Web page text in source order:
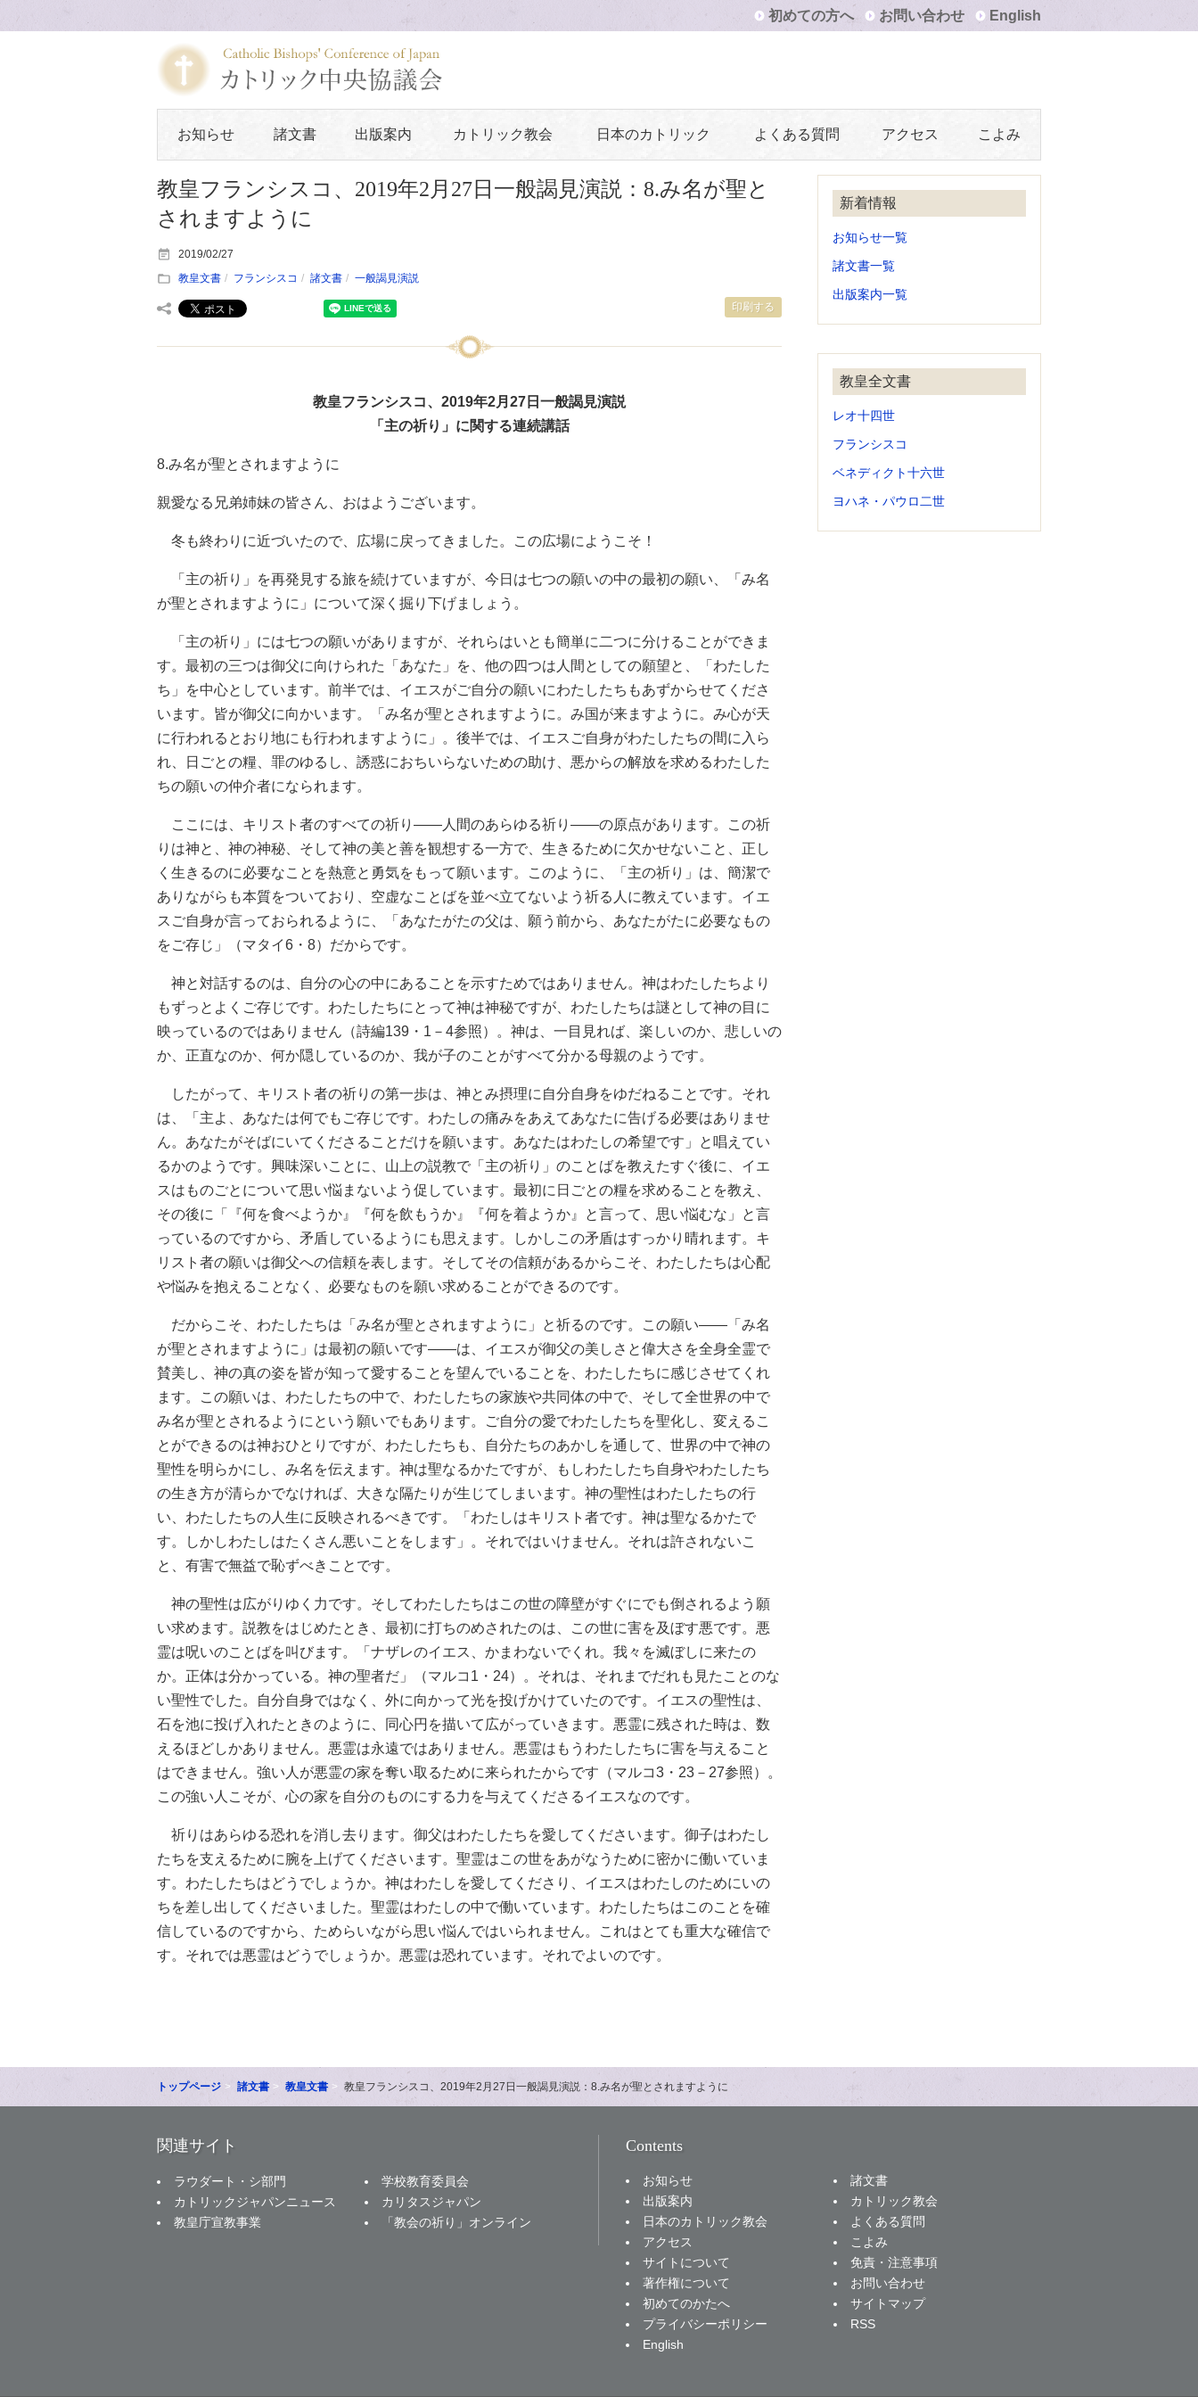
初めての方へ お問い合わせ English
お知らせ 諸文書 出版案内 カトリック教会 日本のカトリック よくある質問 アクセス こよみ
教皇フランシスコ、2019年2月27日一般謁見演説：8.み名が聖と
されますように
印刷する
2019/02/27
教皇文書
フランシスコ 諸文書 一般謁見演説
教皇フランシスコ、2019年2月27日一般謁見演説
「主の祈り」に関する連続講話
8.み名が聖とされますように
親愛なる兄弟姉妹の皆さん、おはようございます。
冬も終わりに近づいたので、広場に戻ってきました。この広場にようこそ！
「主の祈り」を再発見する旅を続けていますが、今日は七つの願いの中の最初の願い、「み名
が聖とされますように」について深く掘り下げましょう。
「主の祈り」には七つの願いがありますが、それらはいとも簡単に二つに分けることができま
す。最初の三つは御父に向けられた「あなた」を、他の四つは人間としての願望と、「わたした
ち」を中心としています。前半では、イエスがご自分の願いにわたしたちもあずからせてくださ
います。皆が御父に向かいます。「み名が聖とされますように。み国が来ますように。み心が天
に行われるとおり地にも行われますように」。後半では、イエスご自身がわたしたちの間に入ら
れ、日ごとの糧、罪のゆるし、誘惑におちいらないための助け、悪からの解放を求めるわたした
ちの願いの仲介者になられます。
ここには、キリスト者のすべての祈り――人間のあらゆる祈り――の原点があります。この祈
りは神と、神の神秘、そして神の美と善を観想する一方で、生きるために欠かせないこと、正し
く生きるのに必要なことを熱意と勇気をもって願います。このように、「主の祈り」は、簡潔で
ありながらも本質をついており、空虚なことばを並べ立てないよう祈る人に教えています。イエ
スご自身が言っておられるように、「あなたがたの父は、願う前から、あなたがたに必要なもの
をご存じ」（マタイ6・8）だからです。
神と対話するのは、自分の心の中にあることを示すためではありません。神はわたしたちより
もずっとよくご存じです。わたしたちにとって神は神秘ですが、わたしたちは謎として神の目に
映っているのではありません（詩編139・1－4参照）。神は、一目見れば、楽しいのか、悲しいの
か、正直なのか、何か隠しているのか、我が子のことがすべて分かる母親のようです。
したがって、キリスト者の祈りの第一歩は、神とみ摂理に自分自身をゆだねることです。それ
は、「主よ、あなたは何でもご存じです。わたしの痛みをあえてあなたに告げる必要はありませ
ん。あなたがそばにいてくださることだけを願います。あなたはわたしの希望です」と唱えてい
るかのようです。興味深いことに、山上の説教で「主の祈り」のことばを教えたすぐ後に、イエ
スはものごとについて思い悩まないよう促しています。最初に日ごとの糧を求めることを教え、
その後に「『何を食べようか』『何を飲もうか』『何を着ようか』と言って、思い悩むな」と言
っているのですから、矛盾しているようにも思えます。しかしこの矛盾はすっかり晴れます。キ
リスト者の願いは御父への信頼を表します。そしてその信頼があるからこそ、わたしたちは心配
や悩みを抱えることなく、必要なものを願い求めることができるのです。
だからこそ、わたしたちは「み名が聖とされますように」と祈るのです。この願い――「み名
が聖とされますように」は最初の願いです――は、イエスが御父の美しさと偉大さを全身全霊で
賛美し、神の真の姿を皆が知って愛することを望んでいることを、わたしたちに感じさせてくれ
ます。この願いは、わたしたちの中で、わたしたちの家族や共同体の中で、そして全世界の中で
み名が聖とされるようにという願いでもあります。ご自分の愛でわたしたちを聖化し、変えるこ
とができるのは神おひとりですが、わたしたちも、自分たちのあかしを通して、世界の中で神の
聖性を明らかにし、み名を伝えます。神は聖なるかたですが、もしわたしたち自身やわたしたち
の生き方が清らかでなければ、大きな隔たりが生じてしまいます。神の聖性はわたしたちの行
い、わたしたちの人生に反映されるべきです。「わたしはキリスト者です。神は聖なるかたで
す。しかしわたしはたくさん悪いことをします」。それではいけません。それは許されないこ
と、有害で無益で恥ずべきことです。
神の聖性は広がりゆく力です。そしてわたしたちはこの世の障壁がすぐにでも倒されるよう願
い求めます。説教をはじめたとき、最初に打ちのめされたのは、この世に害を及ぼす悪です。悪
霊は呪いのことばを叫びます。「ナザレのイエス、かまわないでくれ。我々を滅ぼしに来たの
か。正体は分かっている。神の聖者だ」（マルコ1・24）。それは、それまでだれも見たことのな
い聖性でした。自分自身ではなく、外に向かって光を投げかけていたのです。イエスの聖性は、
石を池に投げ入れたときのように、同心円を描いて広がっていきます。悪霊に残された時は、数
えるほどしかありません。悪霊は永遠ではありません。悪霊はもうわたしたちに害を与えること
はできません。強い人が悪霊の家を奪い取るために来られたからです（マルコ3・23－27参照）。
この強い人こそが、心の家を自分のものにする力を与えてくださるイエスなのです。
祈りはあらゆる恐れを消し去ります。御父はわたしたちを愛してくださいます。御子はわたし
たちを支えるために腕を上げてくださいます。聖霊はこの世をあがなうために密かに働いていま
す。わたしたちはどうでしょうか。神はわたしを愛してくださり、イエスはわたしのためにいの
ちを差し出してくださいました。聖霊はわたしの中で働いています。わたしたちはこのことを確
信しているのですから、ためらいながら思い悩んではいられません。これはとても重大な確信で
す。それでは悪霊はどうでしょうか。悪霊は恐れています。それでよいのです。
新着情報
お知らせ一覧
諸文書一覧
出版案内一覧
教皇全文書
レオ十四世
フランシスコ
ベネディクト十六世
ヨハネ・パウロ二世
トップページ 諸文書 教皇文書 教皇フランシスコ、2019年2月27日一般謁見演説：8.み名が聖とされますように
関連サイト
ラウダート・シ部門
学校教育委員会
カトリックジャパンニュース
カリタスジャパン
教皇庁宣教事業
「教会の祈り」オンライン
Contents
お知らせ
諸文書
出版案内
カトリック教会
日本のカトリック教会
よくある質問
アクセス
こよみ
サイトについて
免責・注意事項
著作権について
お問い合わせ
初めてのかたへ
サイトマップ
プライバシーポリシー
RSS
English